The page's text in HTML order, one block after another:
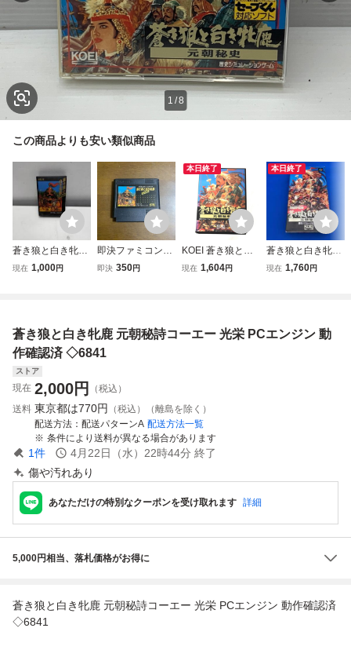
1 /8
この商品よりも安い類似商品
蒼き狼と白き牝鹿
ジンギスカン 光栄
現在 1,000円
即決ファミコンソ
フト 蒼き狼と白き
即決 350円
本日終了
KOEI 蒼き狼と白
き牝鹿 元朝秘史
現在 1,604円
本日終了
蒼き狼と白き牝鹿
元朝秘史
現在 1,760円
蒼き狼と白き牝鹿 元朝秘詩コーエー 光栄 PCエンジン 動
作確認済 ◇6841
ストア
現在 2,000円
（税込）
送料 東京都は770円
（税込）（離島を除く）
配送方法
配送パターンA 配送方法一覧
条件により送料が異なる場合があります
1件 4月22日（水）22時44分 終了
傷や汚れあり
あなただけの特別なクーポンを受け取れます 詳細
5,000円相当、落札価格がお得に
蒼き狼と白き牝鹿 元朝秘詩コーエー 光栄 PCエンジン 動作確認済
◇6841